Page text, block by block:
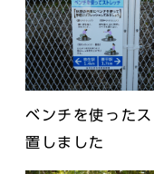
ベンチを使った
置しました